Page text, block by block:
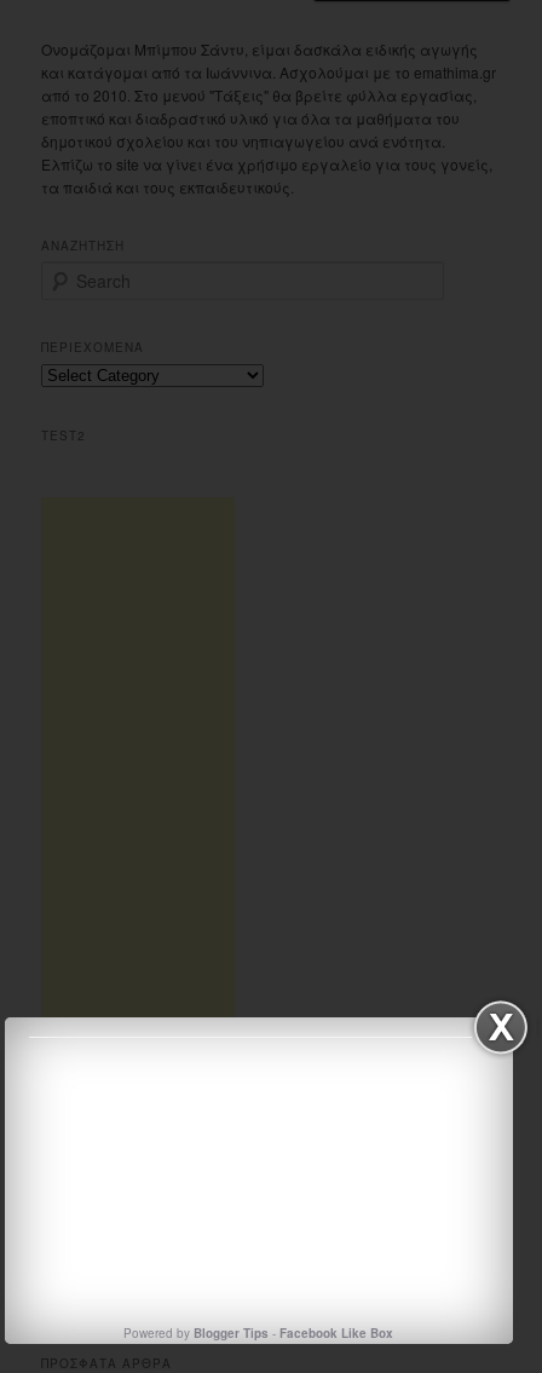
Ονομάζομαι Μπίμπου Σάντυ, είμαι δασκάλα ειδικής αγωγής
και κατάγομαι από τα Ιωάννινα. Ασχολούμαι με το emathima.gr
από το 2010. Στο μενού "Τάξεις" θα βρείτε φύλλα εργασίας,
εποπτικό και διαδραστικό υλικό για όλα τα μαθήματα του
δημοτικού σχολείου και του νηπιαγωγείου ανά ενότητα.
Ελπίζω το site να γίνει ένα χρήσιμο εργαλείο για τους γονείς,
τα παιδιά και τους εκπαιδευτικούς.
ΑΝΑΖΗΤΗΣΗ
r
c
h
ΠΕΡΙΕΧΟΜΕΝΑ
Περιεχομενα
TEST2
ΠΡΟΣΦΑΤΑ ΑΡΘΡΑ
Powered byBlogger Tips -Facebook Like Box